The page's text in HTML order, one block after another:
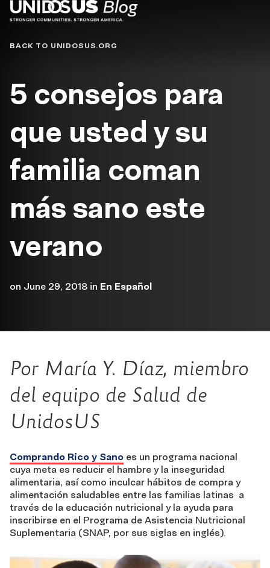
Blog
BACK TO UNIDOSUS.ORG
5 consejos para
que usted y su
familia coman
más sano este
verano
on June 29, 2018 in En Español
Por María Y. Díaz, miembro
del equipo de Salud de
UnidosUS
Comprando Rico y Sano es un programa nacional
cuya meta es reducir el hambre y la inseguridad
alimentaria, así como inculcar hábitos de compra y
alimentación saludables entre las familias latinas a
través de la educación nutricional y la ayuda para
inscribirse en el Programa de Asistencia Nutricional
Suplementaria (SNAP, por sus siglas en inglés).